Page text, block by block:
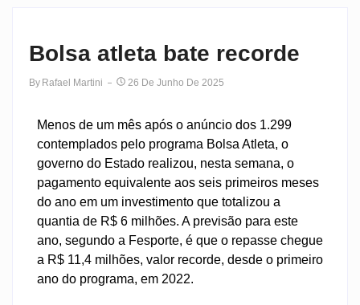
Bolsa atleta bate recorde
By Rafael Martini 26 De Junho De 2025
Menos de um mês após o anúncio dos 1.299
contemplados pelo programa Bolsa Atleta, o
governo do Estado realizou, nesta semana, o
pagamento equivalente aos seis primeiros meses
do ano em um investimento que totalizou a
quantia de R$ 6 milhões. A previsão para este
ano, segundo a Fesporte, é que o repasse chegue
a R$ 11,4 milhões, valor recorde, desde o primeiro
ano do programa, em 2022.